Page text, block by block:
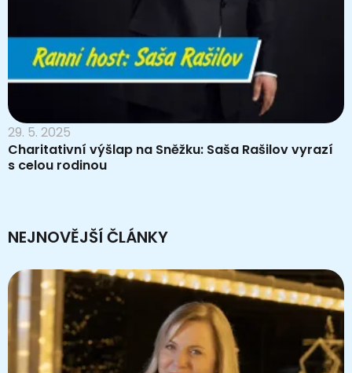
29. 5. 2025
Charitativní výšlap na Sněžku: Saša Rašilov vyrazí
s celou rodinou
NEJNOVĚJŠÍ ČLÁNKY